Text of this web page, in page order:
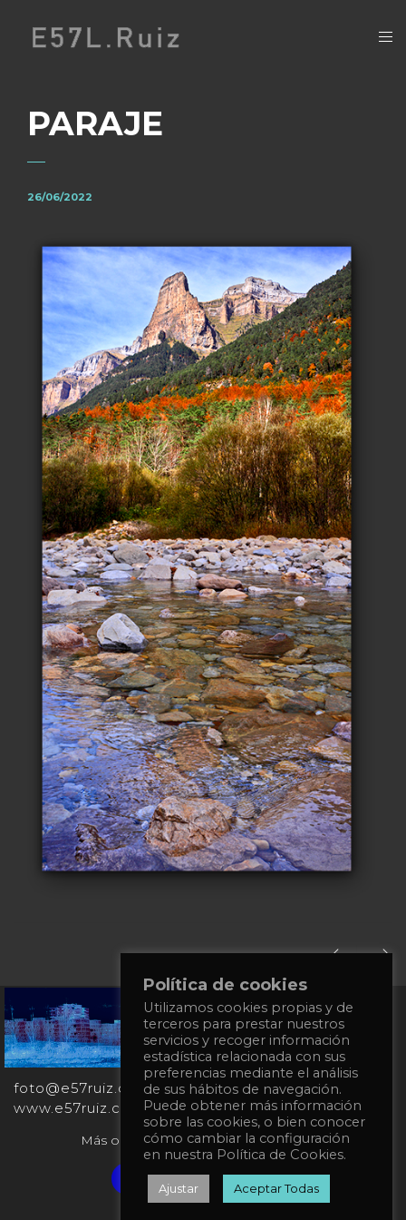
PARAJE
26/06/2022
+34
651
862
863
foto@e57ruiz.com
www.e57ruiz.com
Más obras en la galería virtual Singulart:
Verified artist on Singulart
Política de cookies
Utilizamos cookies propias y de
terceros para prestar nuestros
servicios y recoger información
estadística relacionada con sus
preferencias mediante el análisis
de sus hábitos de navegación.
Puede obtener más información
sobre las cookies, o bien conocer
cómo cambiar la configuración
en nuestra Política de Cookies.
Ajustar Aceptar Todas